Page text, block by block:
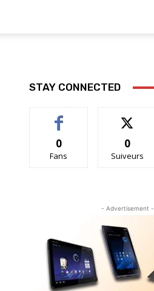
STAY CONNECTED
0
Fans
0
Suiveurs
- Advertisement -